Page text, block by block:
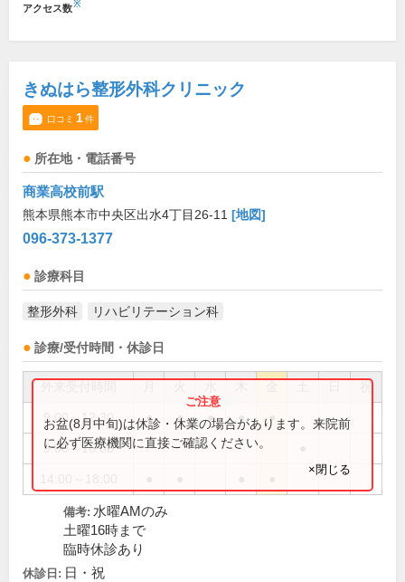
アクセス数※
きぬはら整形外科クリニック
口コミ 1件
所在地・電話番号
商業高校前駅
熊本県熊本市中央区出水4丁目26-11 [地図]
096-373-1377
診療科目
整形外科 リハビリテーション科
診療/受付時間・休診日
祝
9:00～12:30 ● ● ● ● ●
9:00～16:00
お盆(8月中旬)は休診・休業の場合があります。来院前
に必ず医療機関に直接ご確認ください。
×閉じる
備考: 水曜AMのみ
土曜16時まで
臨時休診あり
休診日: 日・祝